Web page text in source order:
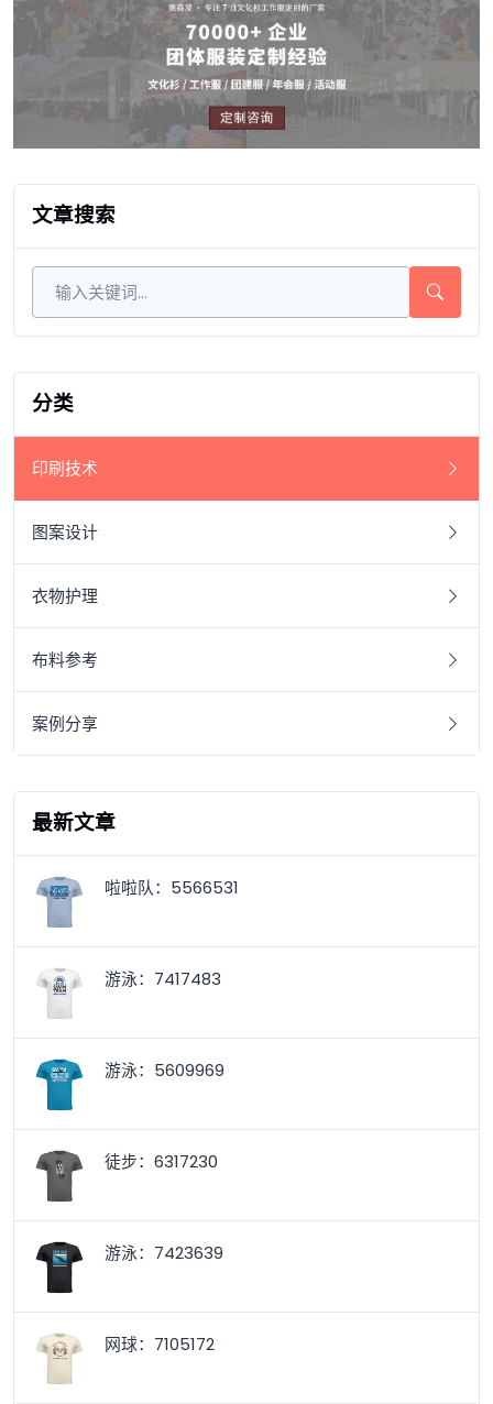
文章搜索
分类
印刷技术
图案设计
衣物护理
布料参考
案例分享
最新文章
啦啦队：5566531
游泳：7417483
游泳：5609969
徒步：6317230
游泳：7423639
网球：7105172